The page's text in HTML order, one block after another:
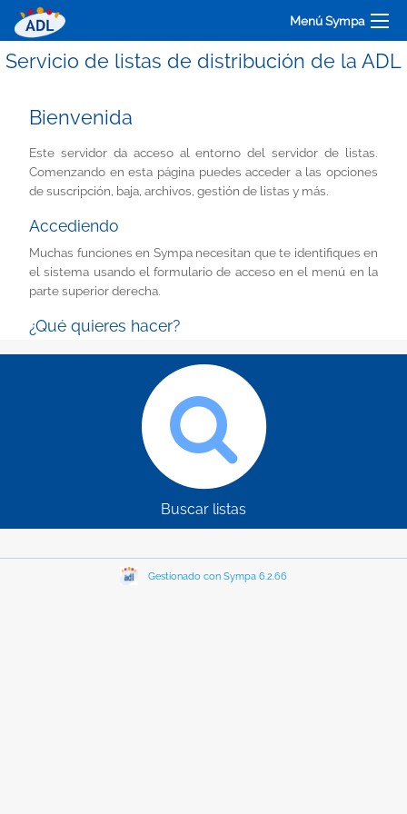
Menú Sympa
Servicio de listas de distribución de la ADL
Bienvenida
Este servidor da acceso al entorno del servidor de listas.
Comenzando en esta página puedes acceder a las opciones
de suscripción, baja, archivos, gestión de listas y más.
Accediendo
Muchas funciones en Sympa necesitan que te identifiques en
el sistema usando el formulario de acceso en el menú en la
parte superior derecha.
¿Qué quieres hacer?
Buscar listas
Gestionado con Sympa 6.2.66